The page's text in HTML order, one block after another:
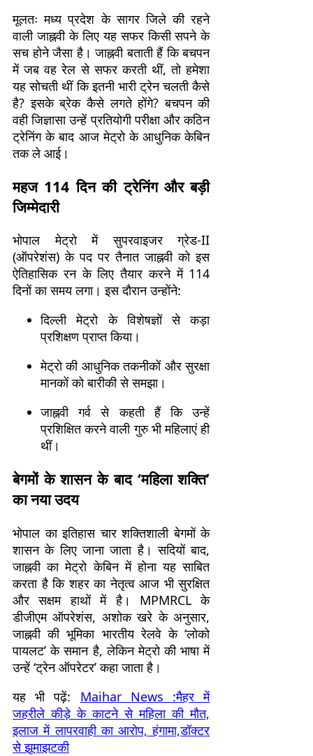
मूलतः मध्य प्रदेश के सागर जिले की रहने
वाली जाह्नवी के लिए यह सफर किसी सपने के
सच होने जैसा है। जाह्नवी बताती हैं कि बचपन
में जब वह रेल से सफर करती थीं, तो हमेशा
यह सोचती थीं कि इतनी भारी ट्रेन चलती कैसे
है? इसके ब्रेक कैसे लगते होंगे? बचपन की
वही जिज्ञासा उन्हें प्रतियोगी परीक्षा और कठिन
ट्रेनिंग के बाद आज मेट्रो के आधुनिक केबिन
तक ले आई।
महज 114 दिन की ट्रेनिंग और बड़ी
जिम्मेदारी
भोपाल मेट्रो में सुपरवाइजर ग्रेड-II
(ऑपरेशंस) के पद पर तैनात जाह्नवी को इस
ऐतिहासिक रन के लिए तैयार करने में 114
दिनों का समय लगा। इस दौरान उन्होंने:
दिल्ली मेट्रो के विशेषज्ञों से कड़ा
प्रशिक्षण प्राप्त किया।
मेट्रो की आधुनिक तकनीकों और सुरक्षा
मानकों को बारीकी से समझा।
जाह्नवी गर्व से कहती हैं कि उन्हें
प्रशिक्षित करने वाली गुरु भी महिलाएं ही
थीं।
बेगमों के शासन के बाद ‘महिला शक्ति’
का नया उदय
भोपाल का इतिहास चार शक्तिशाली बेगमों के
शासन के लिए जाना जाता है। सदियों बाद,
जाह्नवी का मेट्रो केबिन में होना यह साबित
करता है कि शहर का नेतृत्व आज भी सुरक्षित
और सक्षम हाथों में है। MPMRCL के
डीजीएम ऑपरेशंस, अशोक खरे के अनुसार,
जाह्नवी की भूमिका भारतीय रेलवे के ‘लोको
पायलट’ के समान है, लेकिन मेट्रो की भाषा में
उन्हें ‘ट्रेन ऑपरेटर’ कहा जाता है।
यह भी पढ़ें:
Maihar News :मैहर में
जहरीले कीड़े के काटने से महिला की मौत,
इलाज में लापरवाही का आरोप, हंगामा,डॉक्टर
से झूमाझटकी